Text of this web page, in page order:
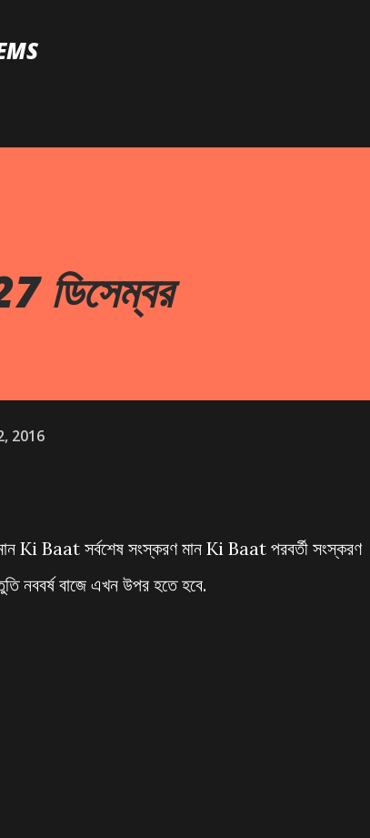
ডিসেম্বর
2016
Ki Baat সর্বশেষ সংস্করণ মান Ki Baat পরবর্তী সংস্করণ
নববর্ষ বাজে এখন উপর হতে হবে.